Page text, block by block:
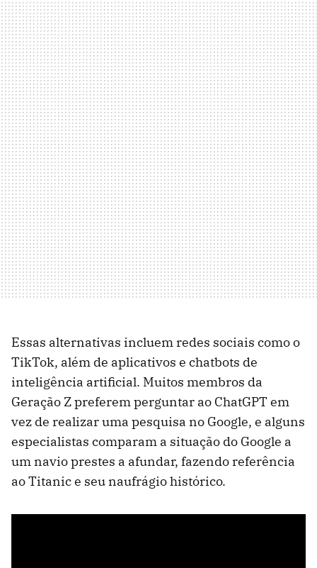
Essas alternativas incluem redes sociais como o
TikTok, além de aplicativos e chatbots de
inteligência artificial. Muitos membros da
Geração Z preferem perguntar ao ChatGPT em
vez de realizar uma pesquisa no Google, e alguns
especialistas comparam a situação do Google a
um navio prestes a afundar, fazendo referência
ao Titanic e seu naufrágio histórico.